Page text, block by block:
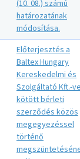
(10. 08.) számú
határozatának
módosítása.
Előterjesztés a
Baltex Hungary
Kereskedelmi és
Szolgáltató Kft.-
kötött bérleti
szerződés közös
megegyezéssel
történő